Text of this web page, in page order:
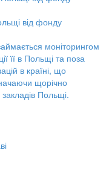
від фонду
моніторингом
її в Польщі та поза
в країні, що
щорічно
Польщі.